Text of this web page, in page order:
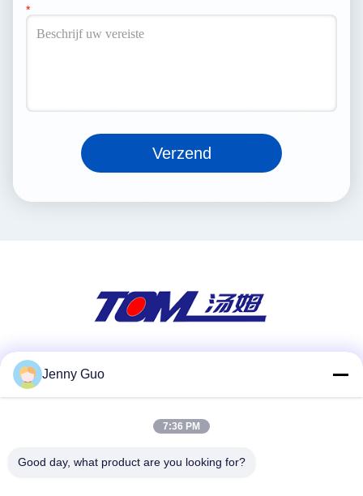
Verzend
Jenny Guo
7:36 PM
Good day, what product are you looking for?